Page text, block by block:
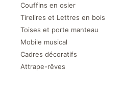
Couffins en osier
Tirelires et Lettres en bois
Toises et porte manteau
Mobile musical
Cadres décoratifs
Attrape-rêves